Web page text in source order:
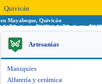
Quivicán
en Mayabeque, Quivicán
Artesanías
Maniquíes
Alfarería y cerámica